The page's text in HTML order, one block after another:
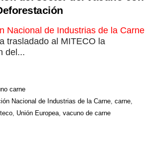
Nacional de Industrias de la Carne
trasladado al MITECO la
del...
carne
Nacional de Industrias de la Carne, carne,
, Unión Europea, vacuno de carne